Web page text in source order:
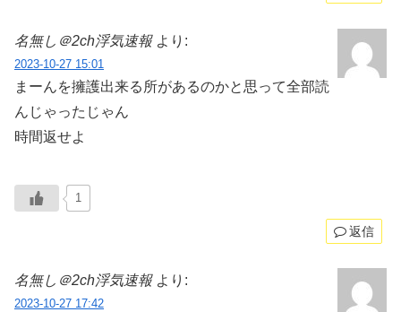
名無し＠2ch浮気速報 より:
2023-10-27 15:01
まーんを擁護出来る所があるのかと思って全部読
んじゃったじゃん
時間返せよ
1
返信
名無し＠2ch浮気速報 より:
2023-10-27 17:42